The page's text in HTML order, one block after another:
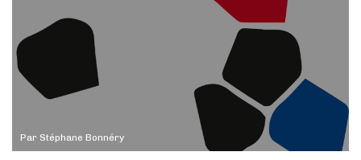
Par Stéphane Bonnéry